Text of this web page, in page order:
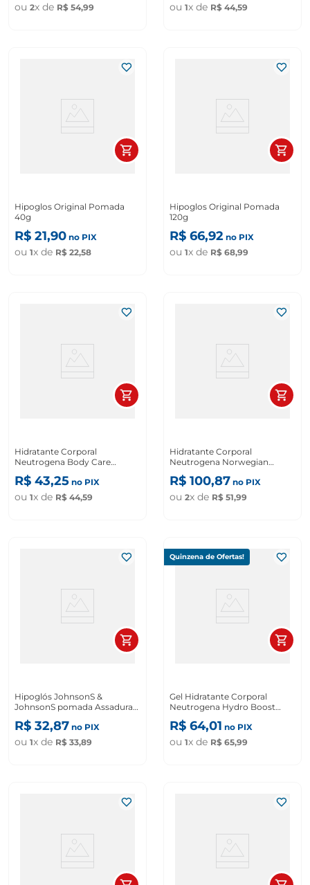
ou 2x de R$ 54,99 ou 1x de R$ 44,59
Hipoglos Original Pomada
40g
R$ 21,90 no PIX
ou 1x de R$ 22,58
Hipoglos Original Pomada
120g
R$ 66,92 no PIX
ou 1x de R$ 68,99
Hidratante Corporal
Neutrogena Body Care
Intensive Comfort De 400ml
R$ 43,25 no PIX
ou 1x de R$ 44,59
Hidratante Corporal
Neutrogena Norwegian
Formula Locao Intensiva Sem
Fragrancia 400ml
R$ 100,87 no PIX
ou 2x de R$ 51,99
Hipoglós JohnsonS &
JohnsonS pomada Assadura
Transparente 30g
R$ 32,87 no PIX
ou 1x de R$ 33,89
Quinzena de Ofertas!
Gel Hidratante Corporal
Neutrogena Hydro Boost
400ml
R$ 64,01 no PIX
ou 1x de R$ 65,99